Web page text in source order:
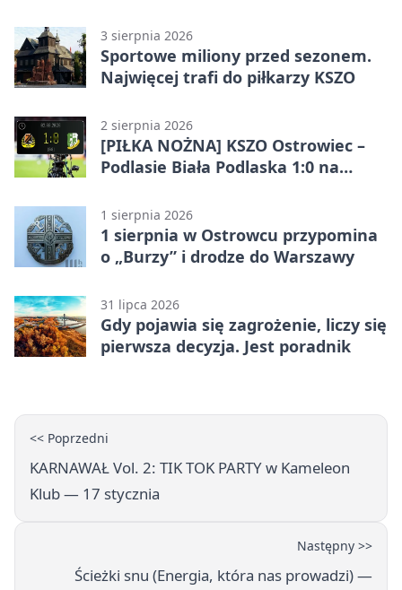
3 sierpnia 2026
Sportowe miliony przed sezonem.
Najwięcej trafi do piłkarzy KSZO
2 sierpnia 2026
[PIŁKA NOŻNA] KSZO Ostrowiec –
Podlasie Biała Podlaska 1:0 na
(Grupa IV)
1 sierpnia 2026
1 sierpnia w Ostrowcu przypomina
o „Burzy” i drodze do Warszawy
31 lipca 2026
Gdy pojawia się zagrożenie, liczy się
pierwsza decyzja. Jest poradnik
<< Poprzedni
KARNAWAŁ Vol. 2: TIK TOK PARTY w Kameleon
Klub — 17 stycznia
Następny >>
Ścieżki snu (Energia, która nas prowadzi) —